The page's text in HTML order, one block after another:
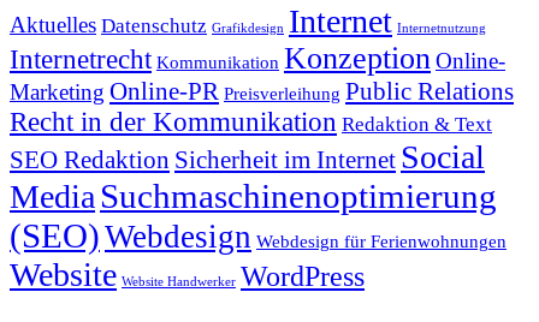
Aktuelles Datenschutz Grafikdesign Internet Internetnutzung
Internetrecht Kommunikation KonzeptionOnline-
Marketing Online-PR Preisverleihung Public Relations
Recht in der Kommunikation Redaktion & Text
SEO Redaktion Sicherheit im Internet Social
Media Suchmaschinenoptimierung
(SEO)Webdesign Webdesign für Ferienwohnungen
Website Website Handwerker WordPress